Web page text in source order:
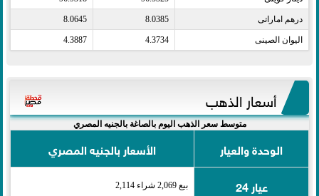
درهم اماراتى​ 8.0385
8.0645
اليوان الصينى​ 4.3734
4.3887
أسعار الذهب
متوسط سعر الذهب اليوم بالصاغة بالجنيه المصري
الوحدة والعيار
الأسعار بالجنيه المصري
عيار 24
بيع 2,069 شراء 2,114